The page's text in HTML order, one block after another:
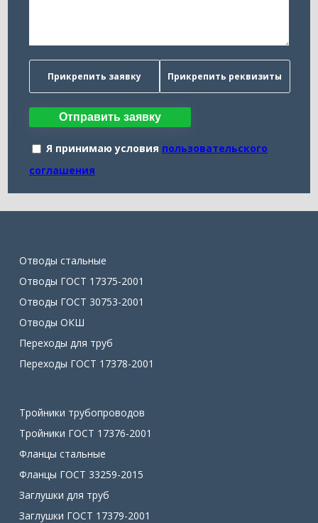
Прикрепить заявку Прикрепить реквизиты
Отправить заявку
Я принимаю условия пользовательского
соглашения
Отводы стальные
Отводы ГОСТ 17375-2001
Отводы ГОСТ 30753-2001
Отводы ОКШ
Переходы для труб
Переходы ГОСТ 17378-2001
Тройники трубопроводов
Тройники ГОСТ 17376-2001
Фланцы стальные
Фланцы ГОСТ 33259-2015
Заглушки для труб
Заглушки ГОСТ 17379-2001